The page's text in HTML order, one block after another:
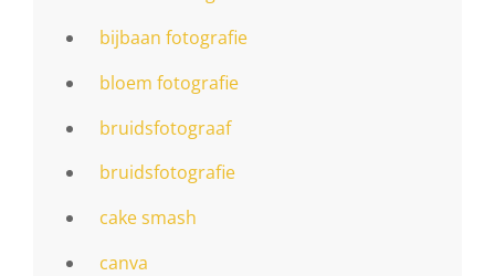
bijbaan fotografie
bloem fotografie
bruidsfotograaf
bruidsfotografie
cake smash
canva